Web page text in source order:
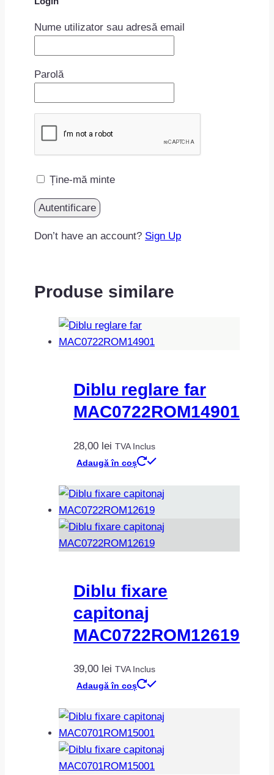
Nume utilizator sau adresă email
Parolă
Ține-mă minte
Don’t have an account? Sign Up
Produse similare
Diblu reglare far
MAC0722ROM14901
28,00 lei TVA Inclus
Adaugă în coș
Diblu fixare
capitonaj
MAC0722ROM12619
39,00 lei TVA Inclus
Adaugă în coș